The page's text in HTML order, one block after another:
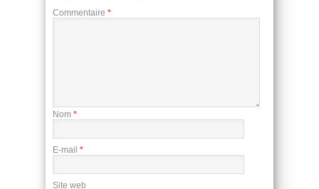
Commentaire *
Nom *
E-mail *
Site web